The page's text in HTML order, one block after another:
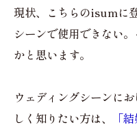
現状、こちらのisumに
シーンで使用できない
かと思います。
ウェディングシーンに
しく知りたい方は、
「